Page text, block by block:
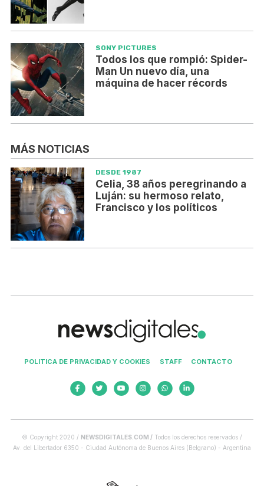
SONY PICTURES
Todos los que rompió: Spider-
Man Un nuevo día, una
máquina de hacer récords
MÁS NOTICIAS
DESDE 1987
Celia, 38 años peregrinando a
Luján: su hermoso relato,
Francisco y los políticos
POLITICA DE PRIVACIDAD Y COOKIES STAFF CONTACTO
© Copyright 2020 / NEWSDIGITALES.COM / Todos los derechos reservados /
Av. del Libertador 6350 - Ciudad Autónoma de Buenos Aires (Belgrano) - Argentina